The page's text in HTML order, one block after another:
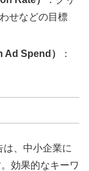
せなどの目標
Ad Spend）
：
、中小企業に
効果的なキーワ